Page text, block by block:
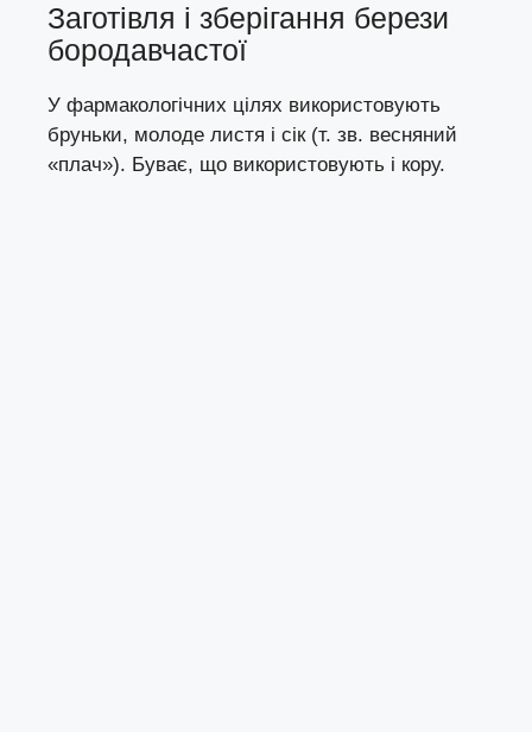
Заготівля і зберігання берези
бородавчастої
У фармакологічних цілях використовують
бруньки, молоде листя і сік (т. зв. весняний
«плач»). Буває, що використовують і кору.